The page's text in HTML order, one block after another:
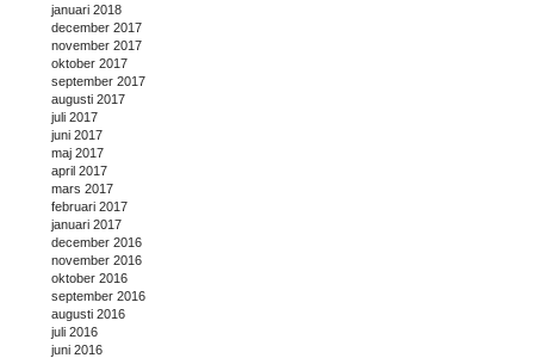
januari 2018
december 2017
november 2017
oktober 2017
september 2017
augusti 2017
juli 2017
juni 2017
maj 2017
april 2017
mars 2017
februari 2017
januari 2017
december 2016
november 2016
oktober 2016
september 2016
augusti 2016
juli 2016
juni 2016